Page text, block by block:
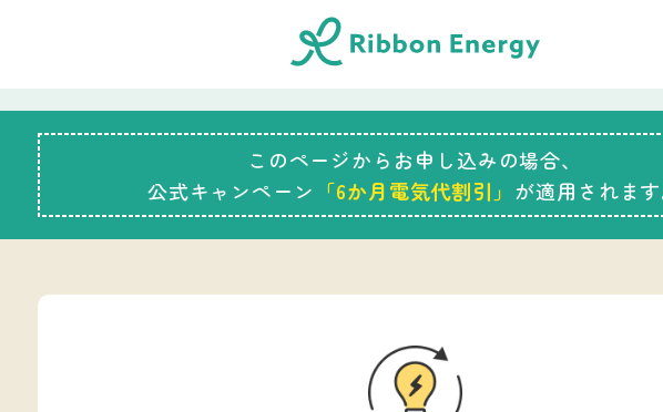
このページからお申し込みの場合、
公式キャンペーン 「6か月電気代割引」 が適用されま